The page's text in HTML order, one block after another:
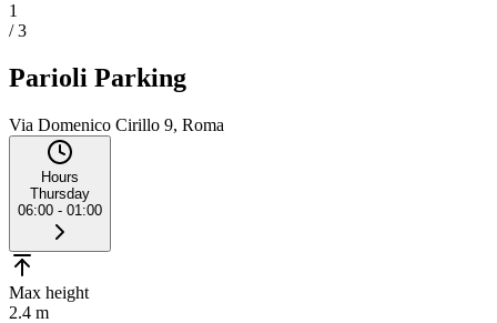
1
/3
Parioli Parking
Via Domenico Cirillo 9, Roma
Hours
Thursday
06:00 - 01:00
Max height
2.4 m